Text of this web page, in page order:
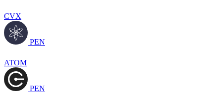
CVX
PEN
ATOM
PEN